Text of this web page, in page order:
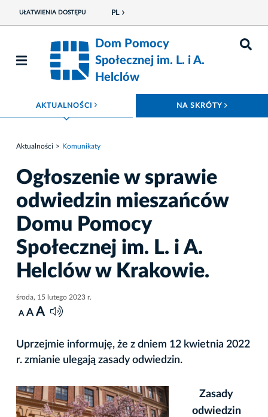
UŁATWIENIA DOSTĘPU PL
Dom Pomocy
Społecznej im. L. i A.
Helclów
AKTUALNOŚCI ROZWIŃ MENU NA SKRÓTY
Aktualności Komunikaty
Ogłoszenie w sprawie
odwiedzin mieszańców
Domu Pomocy
Społecznej im. L. i A.
Helclów w Krakowie.
środa, 15 lutego 2023 r.
A A A
Uprzejmie informuję, że z dniem 12 kwietnia 2022
r. zmianie ulegają zasady odwiedzin.
Zasady
odwiedzin